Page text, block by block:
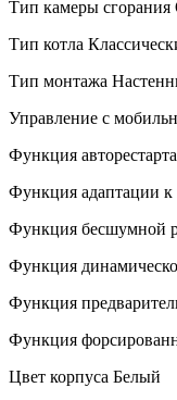
Тип камеры сгорания
Тип котла
Тип монтажа
Управление c
Функция
Функция адаптации
Функция бесшумной
Функция
Функция
Функция
Цвет корпуса Белый